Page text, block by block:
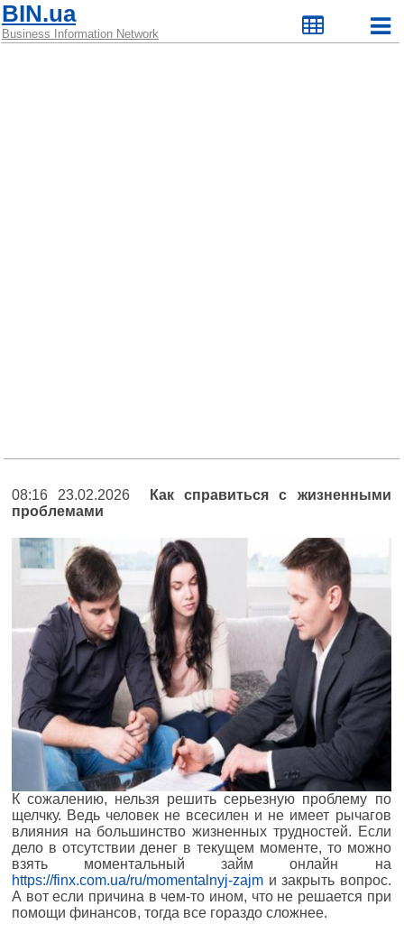
BIN.ua
Business Information Network
08:16 23.02.2026
Как справиться с жизненными
проблемами
К сожалению, нельзя решить серьезную проблему по
щелчку. Ведь человек не всесилен и не имеет рычагов
влияния на большинство жизненных трудностей. Если
дело в отсутствии денег в текущем моменте, то можно
взять моментальный займ онлайн на
https://finx.com.ua/ru/momentalnyj-zajm и закрыть вопрос.
А вот если причина в чем-то ином, что не решается при
помощи финансов, тогда все гораздо сложнее.